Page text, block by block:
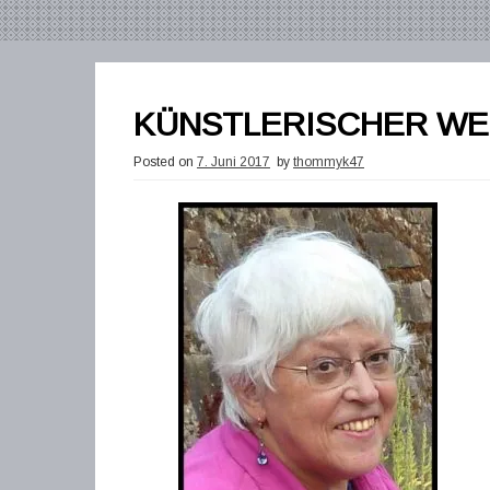
KÜNSTLERISCHER
Posted on 7. Juni 2017 by thommyk47